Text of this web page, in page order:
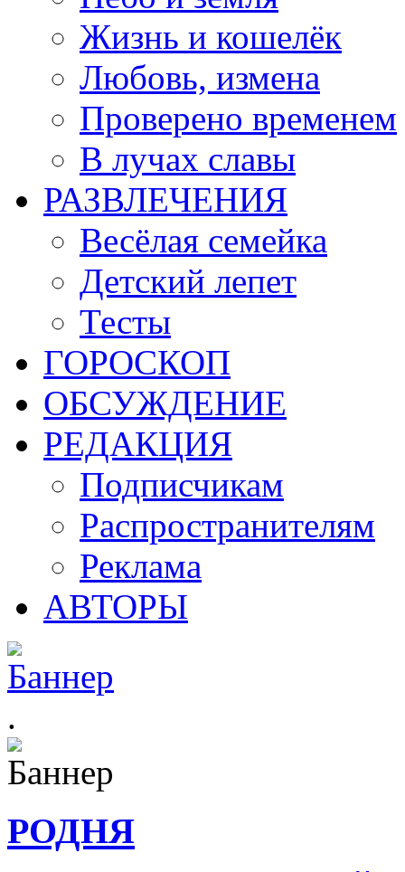
Жизнь и кошелёк
Любовь, измена
Проверено временем
В лучах славы
РАЗВЛЕЧЕНИЯ
Весёлая семейка
Детский лепет
Тесты
ГОРОСКОП
ОБСУЖДЕНИЕ
РЕДАКЦИЯ
Подписчикам
Распространителям
Реклама
АВТОРЫ
.
РОДНЯ